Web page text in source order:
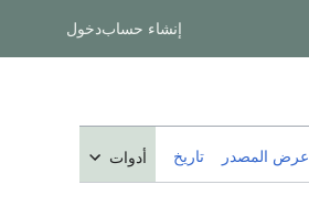
إنشاء حسابدخول
عرض المصدر تاريخ أدوات